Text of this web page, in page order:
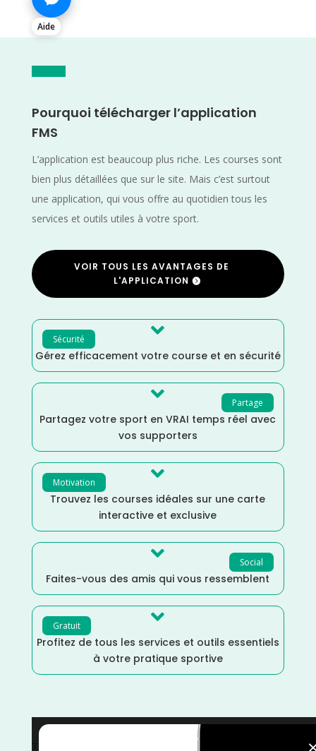
Aide
Pourquoi télécharger l’application
FMS
L’application est beaucoup plus riche. Les courses sont
bien plus détaillées que sur le site. Mais c’est surtout
une application, qui vous offre au quotidien tous les
services et outils utiles à votre sport.
VOIR TOUS LES AVANTAGES DE
L'APPLICATION
Sécurité 
Gérez efficacement votre course et en sécurité
Partage

Partagez votre sport en VRAI temps réel avec
vos supporters
Motivation 
Trouvez les courses idéales sur une carte
interactive et exclusive
Social

Faites-vous des amis qui vous ressemblent
Gratuit 
Profitez de tous les services et outils essentiels
à votre pratique sportive
Trail